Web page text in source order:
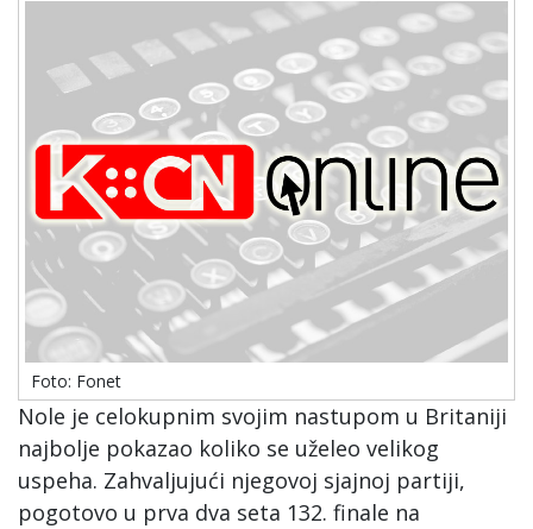
Foto: Fonet
Nole je celokupnim svojim nastupom u Britaniji
najbolje pokazao koliko se uželeo velikog
uspeha. Zahvaljujući njegovoj sjajnoj partiji,
pogotovo u prva dva seta 132. finale na